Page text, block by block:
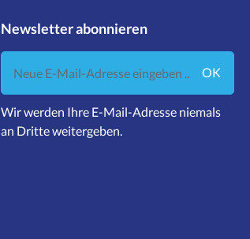
Newsletter abonnieren
Neue E-Mail-Adresse eingeben ...
OK
Wir werden Ihre E-Mail-Adresse niemals
an Dritte weitergeben.